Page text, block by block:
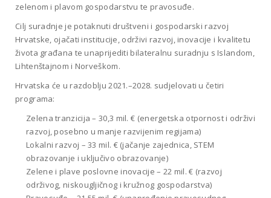
zelenom i plavom gospodarstvu te pravosuđe.
Cilj suradnje je potaknuti društveni i gospodarski razvoj
Hrvatske, ojačati institucije, održivi razvoj, inovacije i kvalitetu
života građana te unaprijediti bilateralnu suradnju s Islandom,
Lihtenštajnom i Norveškom.
Hrvatska će u razdoblju 2021.–2028. sudjelovati u četiri
programa:
Zelena tranzicija – 30,3 mil. € (energetska otpornost i održivi
razvoj, posebno u manje razvijenim regijama)
Lokalni razvoj – 33 mil. € (jačanje zajednica, STEM
obrazovanje i uključivo obrazovanje)
Zelene i plave poslovne inovacije – 22 mil. € (razvoj
održivog, niskougljičnog i kružnog gospodarstva)